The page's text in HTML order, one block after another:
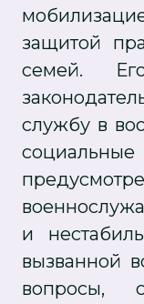
защитой
семей.
службу в
и
вызванной
вопросы,